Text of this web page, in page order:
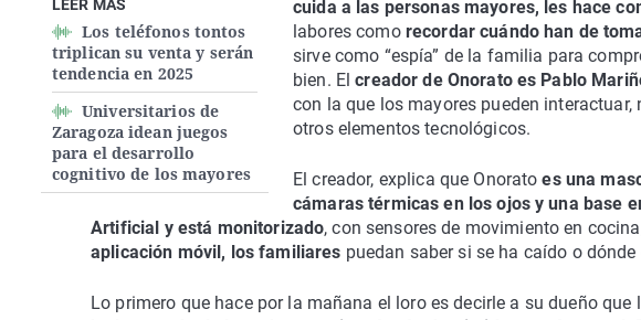
LEER MÁS
Los teléfonos tontos
triplican su venta y serán
tendencia en 2025
Universitarios de
Zaragoza idean juegos
para el desarrollo
cognitivo de los mayores
cuida a las personas mayores, les hace
labores como recordar cuándo han de
sirve como “espía” de la familia para
bien. Elcreador de Onorato es Pablo
con la que los mayores pueden
otros elementos tecnológicos.
El creador, explica que Onoratoes una
cámaras térmicas en los ojos y una base
Artificial y está monitorizado, con sensores de movimiento en
aplicación móvil, los familiares puedan saber si se ha caído o dónde
Lo primero que hace por la mañana el loro es decirle a su dueño que l